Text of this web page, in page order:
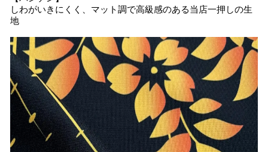
しわがいきにくく、マット調で高級感のある当店一押しの生
地